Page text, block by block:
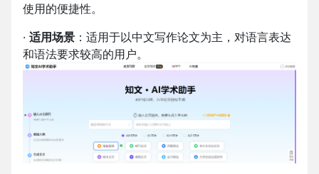
使用的便捷性。
· 适用场景 ：适用于以中文写作论文为主，对语言表达
和语法要求较高的用户。